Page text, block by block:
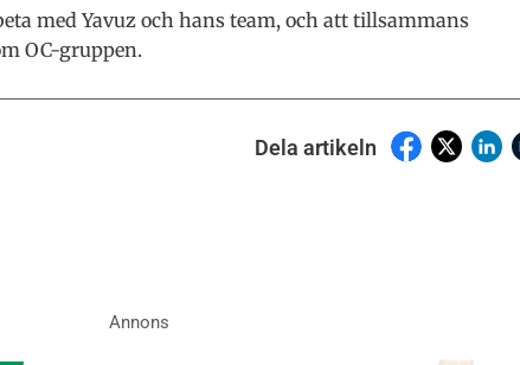
med Yavuz och hans team, och att tillsammans
OC-gruppen.
Dela artikeln